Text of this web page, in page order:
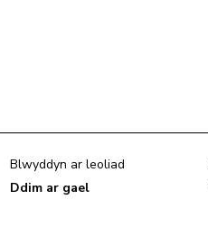
Blwyddyn ar leoliad
Ddim ar gael